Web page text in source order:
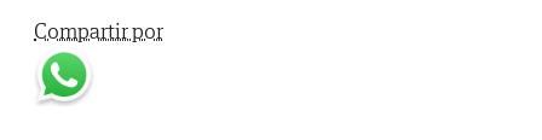
Compartir por